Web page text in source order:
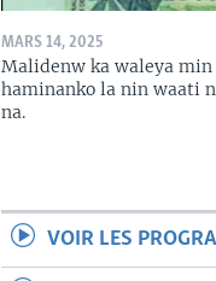
MARS 14, 2025
Malidenw ka waleya min
haminanko la nin waati
na.
VOIR LES